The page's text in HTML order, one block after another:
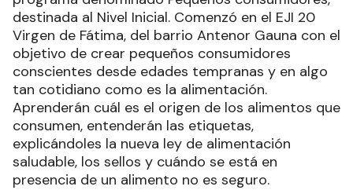
destinada al Nivel Inicial. Comenzó en el EJI 20
Virgen de Fátima, del barrio Antenor Gauna con el
objetivo de crear pequeños consumidores
conscientes desde edades tempranas y en algo
tan cotidiano como es la alimentación.
Aprenderán cuál es el origen de los alimentos que
consumen, entenderán las etiquetas,
explicándoles la nueva ley de alimentación
saludable, los sellos y cuándo se está en
presencia de un alimento no es seguro.